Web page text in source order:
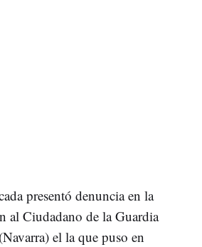
presentó denuncia en la
al Ciudadano de la Guardia
el la que puso en